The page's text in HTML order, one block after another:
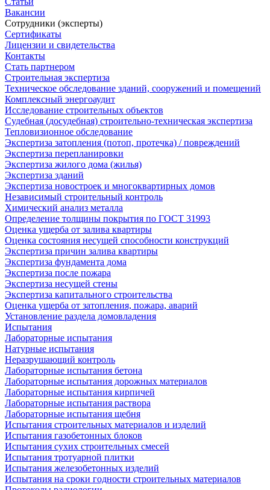
Вакансии
Сотрудники (эксперты)
Сертификаты
Лицензии и свидетельства
Контакты
Стать партнером
Строительная экспертиза
Техническое обследование зданий, сооружений и помещений
Комплексный энергоаудит
Исследование строительных объектов
Судебная (досудебная) строительно-техническая экспертиза
Тепловизионное обследование
Экспертиза затопления (потоп, протечка) / повреждений
Экспертиза перепланировки
Экспертиза жилого дома (жилья)
Экспертиза зданий
Экспертиза новостроек и многоквартирных домов
Независимый строительный контроль
Химический анализ металла
Определение толщины покрытия по ГОСТ 31993
Оценка ущерба от залива квартиры
Оценка состояния несущей способности конструкций
Экспертиза причин залива квартиры
Экспертиза фундамента дома
Экспертиза после пожара
Экспертиза несущей стены
Экспертиза капитального строительства
Оценка ущерба от затопления, пожара, аварий
Установление раздела домовладения
Испытания
Лабораторные испытания
Натурные испытания
Неразрушающий контроль
Лабораторные испытания бетона
Лабораторные испытания дорожных материалов
Лабораторные испытания кирпичей
Лабораторные испытания раствора
Лабораторные испытания щебня
Испытания строительных материалов и изделий
Испытания газобетонных блоков
Испытания сухих строительных смесей
Испытания тротуарной плитки
Испытания железобетонных изделий
Испытания на сроки годности строительных материалов